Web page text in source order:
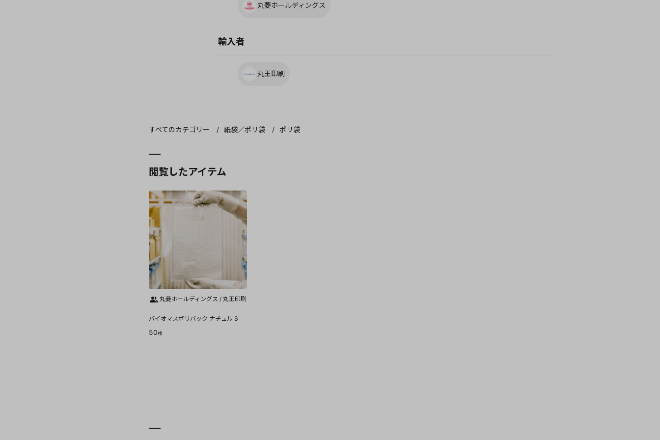
丸菱ホールディングス
輸入者
丸王印刷
すべてのカテゴリー 紙袋／ポリ袋 ポリ袋
閲覧したアイテム
丸菱ホールディングス / 丸王印刷
バイオマスポリバック ナチュル S
50枚